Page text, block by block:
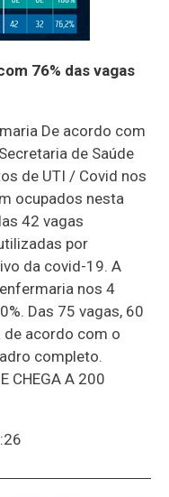
76% das vagas
De acordo com
de Saúde
de UTI / Covid nos
ocupados nesta
42 vagas
por
da covid-19. A
nos 4
Das 75 vagas, 60
de acordo com o
completo.
CHEGA A 200